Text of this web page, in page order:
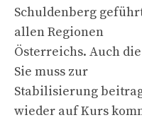
Schuldenberg
allen Regionen
Österreichs. Auch
Sie muss zur
Stabilisierung
wieder auf Kurs